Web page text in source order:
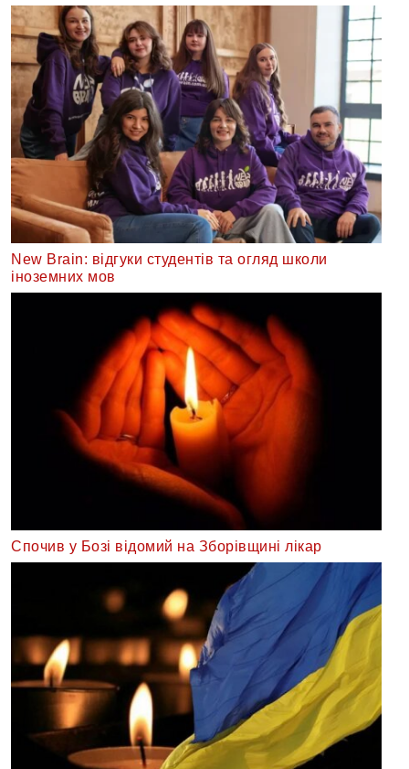
New Brain: відгуки студентів та огляд школи
іноземних мов
Спочив у Бозі відомий на Зборівщині лікар